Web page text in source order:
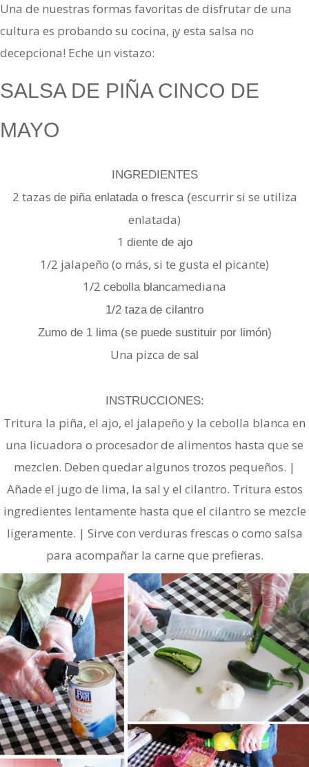
Una de nuestras formas favoritas de disfrutar de una
cultura es probando su cocina, ¡y esta salsa no
decepciona! Eche un vistazo:
SALSA DE PIÑA CINCO DE
MAYO
INGREDIENTES
2 tazas de piña enlatada o fresca (escurrir si se utiliza
enlatada)
1 diente de ajo
1/2 jalapeño (o más, si te gusta el picante)
1/2 cebolla blancamediana
1/2 taza de cilantro
Zumo de 1 lima (se puede sustituir por limón)
Una pizca de sal
INSTRUCCIONES:
Tritura la piña, el ajo, el jalapeño y la cebolla blanca en
una licuadora o procesador de alimentos hasta que se
mezclen. Deben quedar algunos trozos pequeños. |
Añade el jugo de lima, la sal y el cilantro. Tritura estos
ingredientes lentamente hasta que el cilantro se mezcle
ligeramente. | Sirve con verduras frescas o como salsa
para acompañar la carne que prefieras.